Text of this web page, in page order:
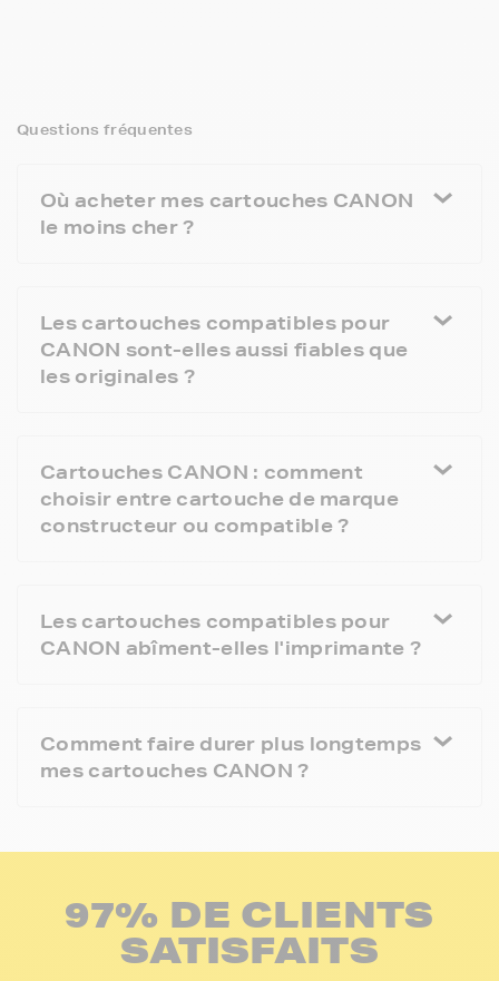
Questions fréquentes
Où acheter mes cartouches CANON
le moins cher ?
Les cartouches compatibles pour
CANON sont-elles aussi fiables que
les originales ?
Cartouches CANON : comment
choisir entre cartouche de marque
constructeur ou compatible ?
Les cartouches compatibles pour
CANON abîment-elles l'imprimante ?
Comment faire durer plus longtemps
mes cartouches CANON ?
97% DE CLIENTS
SATISFAITS